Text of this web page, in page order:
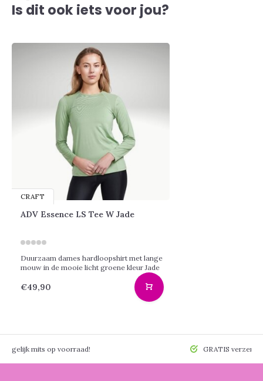
Is dit ook iets voor jou?
CRAFT
ADV Essence LS Tee W Jade
Duurzaam dames hardloopshirt met lange
mouw in de mooie licht groene kleur Jade
€49,90
mits op voorraad! GRATIS